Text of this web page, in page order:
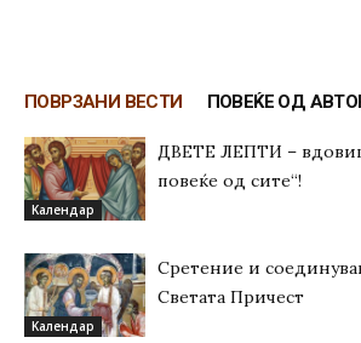
ПОВРЗАНИ ВЕСТИ ПОВЕЌЕ ОД
Kалендар
ДВЕТЕ ЛЕПТИ –
повеќе од сите“!
Kалендар
Сретение и
Светата Причест